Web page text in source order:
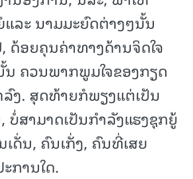
ລະ ນາມມະຍົດຕ່າງໆນັ້ນ
ດ້ອຍຄຸນຄ່າທາງດ້ານຈິດໃຈ
ນ ຄວນພາກພູມໃຈຂອງກຽດ
ງ. ສຸດທ້າຍກໍພຽງແຕ່ເປັນ
ບໍ່ສາມາດເປັນກໍາລັງແຮງຊຸກຍູ້
ດັ່ນ, ຄົນເກັ່ງ, ຄົນທີ່ເສຍ
ການໃດ.